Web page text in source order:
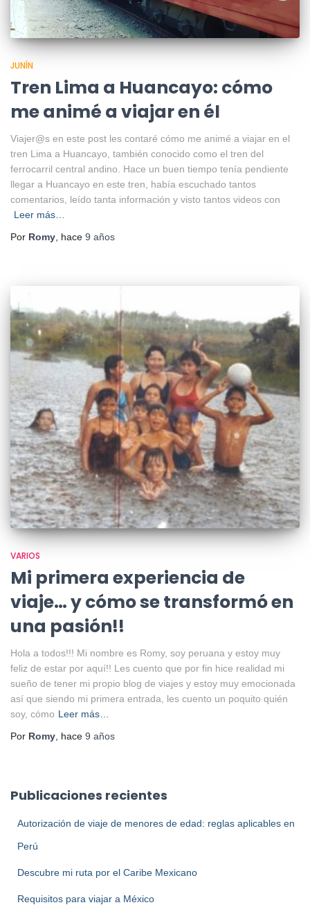
JUNÍN
Tren Lima a Huancayo: cómo
me animé a viajar en él
Viajer@s en este post les contaré cómo me animé a viajar en el
tren Lima a Huancayo, también conocido como el tren del
ferrocarril central andino. Hace un buen tiempo tenía pendiente
llegar a Huancayo en este tren, había escuchado tantos
comentarios, leído tanta información y visto tantos videos con
Leer más…
Por Romy, hace 9 años
VARIOS
Mi primera experiencia de
viaje… y cómo se transformó en
una pasión!!
Hola a todos!!! Mi nombre es Romy, soy peruana y estoy muy
feliz de estar por aquí!! Les cuento que por fin hice realidad mi
sueño de tener mi propio blog de viajes y estoy muy emocionada
así que siendo mi primera entrada, les cuento un poquito quién
soy, cómo Leer más…
Por Romy , hace 9 años
Publicaciones recientes
Autorización de viaje de menores de edad: reglas aplicables en
Perú
Descubre mi ruta por el Caribe Mexicano
Requisitos para viajar a México